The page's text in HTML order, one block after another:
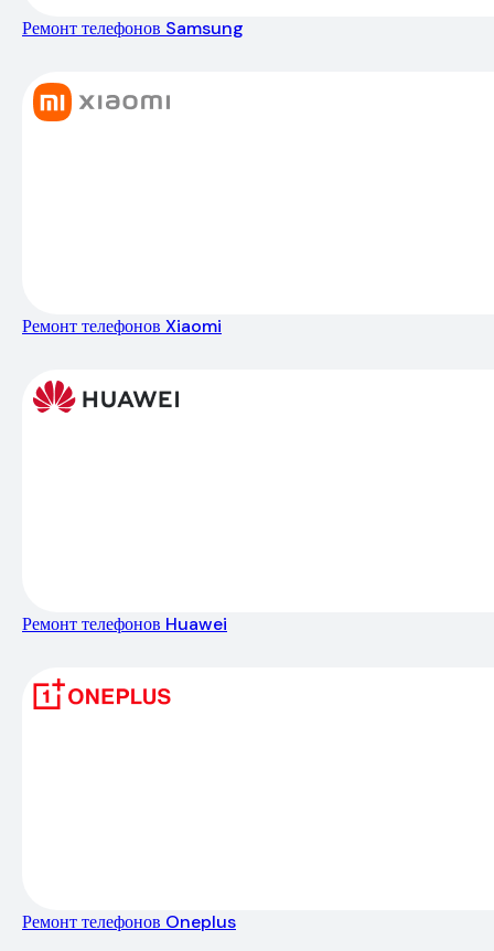
Ремонт телефонов Samsung
Ремонт телефонов Xiaomi
Ремонт телефонов Huawei
Ремонт телефонов Oneplus